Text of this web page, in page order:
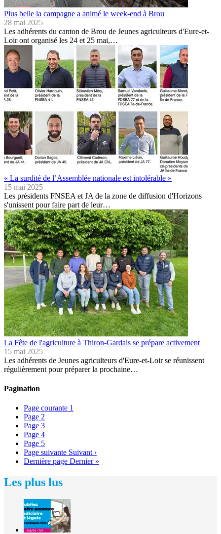
Plus belle la campagne a animé le week-end à Brou
28 mai 2025
Les adhérents du canton de Brou de Jeunes agriculteurs d'Eure-et-
Loir ont organisé les 24 et 25 mai,…
« La surdité de l’Assemblée nationale est intolérable »
15 mai 2025
Les présidents FNSEA et JA de la zone de diffusion d'Horizons
s'unissent pour faire part de leur…
La Fête de l'agriculture à Thiron-Gardais se prépare activement
15 mai 2025
Les adhérents de Jeunes agriculteurs d'Eure-et-Loir se réunissent
régulièrement pour préparer la prochaine…
Pagination
Page courante 1
Page 2
Page 3
Page 4
Page 5
Page suivante Suivant ›
Dernière page Dernier »
Les plus lus